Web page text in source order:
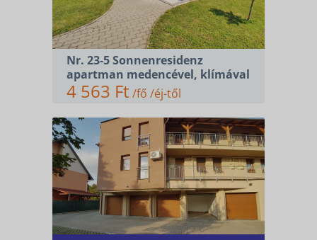
Nr. 23-5 Sonnenresidenz
apartman medencével, klímával
4 563 Ft /fő /éj-től